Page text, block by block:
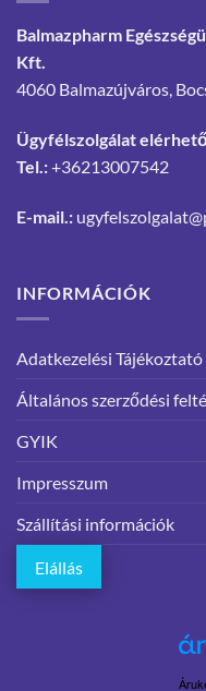
Balmazpharm
Kft.
4060 Balmazújváros,
Ügyfélszolgálat
Tel.:+36213007542
E-mail.:
INFORMÁCIÓK
Adatkezelési Tájékoztató
Általános szerződési
GYIK
Impresszum
Szállítási információk
Elállás